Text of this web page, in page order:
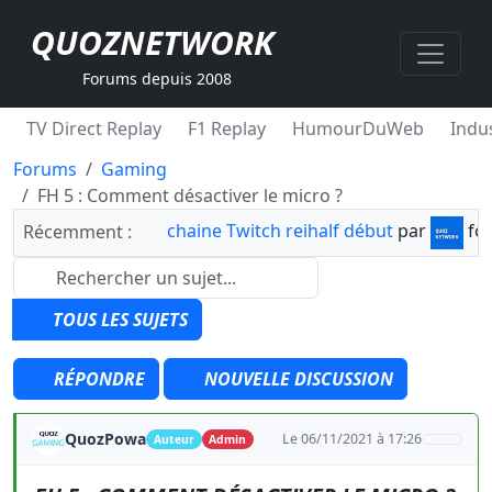
QUOZNETWORK
Forums depuis 2008
TV Direct Replay F1 Replay HumourDuWeb
Forums
Gaming
FH 5 : Comment désactiver le micro ?
Récemment :
chaine Twitch reihalf début par
TOUS LES SUJETS
RÉPONDRE NOUVELLE DISCUSSION
QuozPowa Auteur Admin Le 06/11/2021 à 17:26